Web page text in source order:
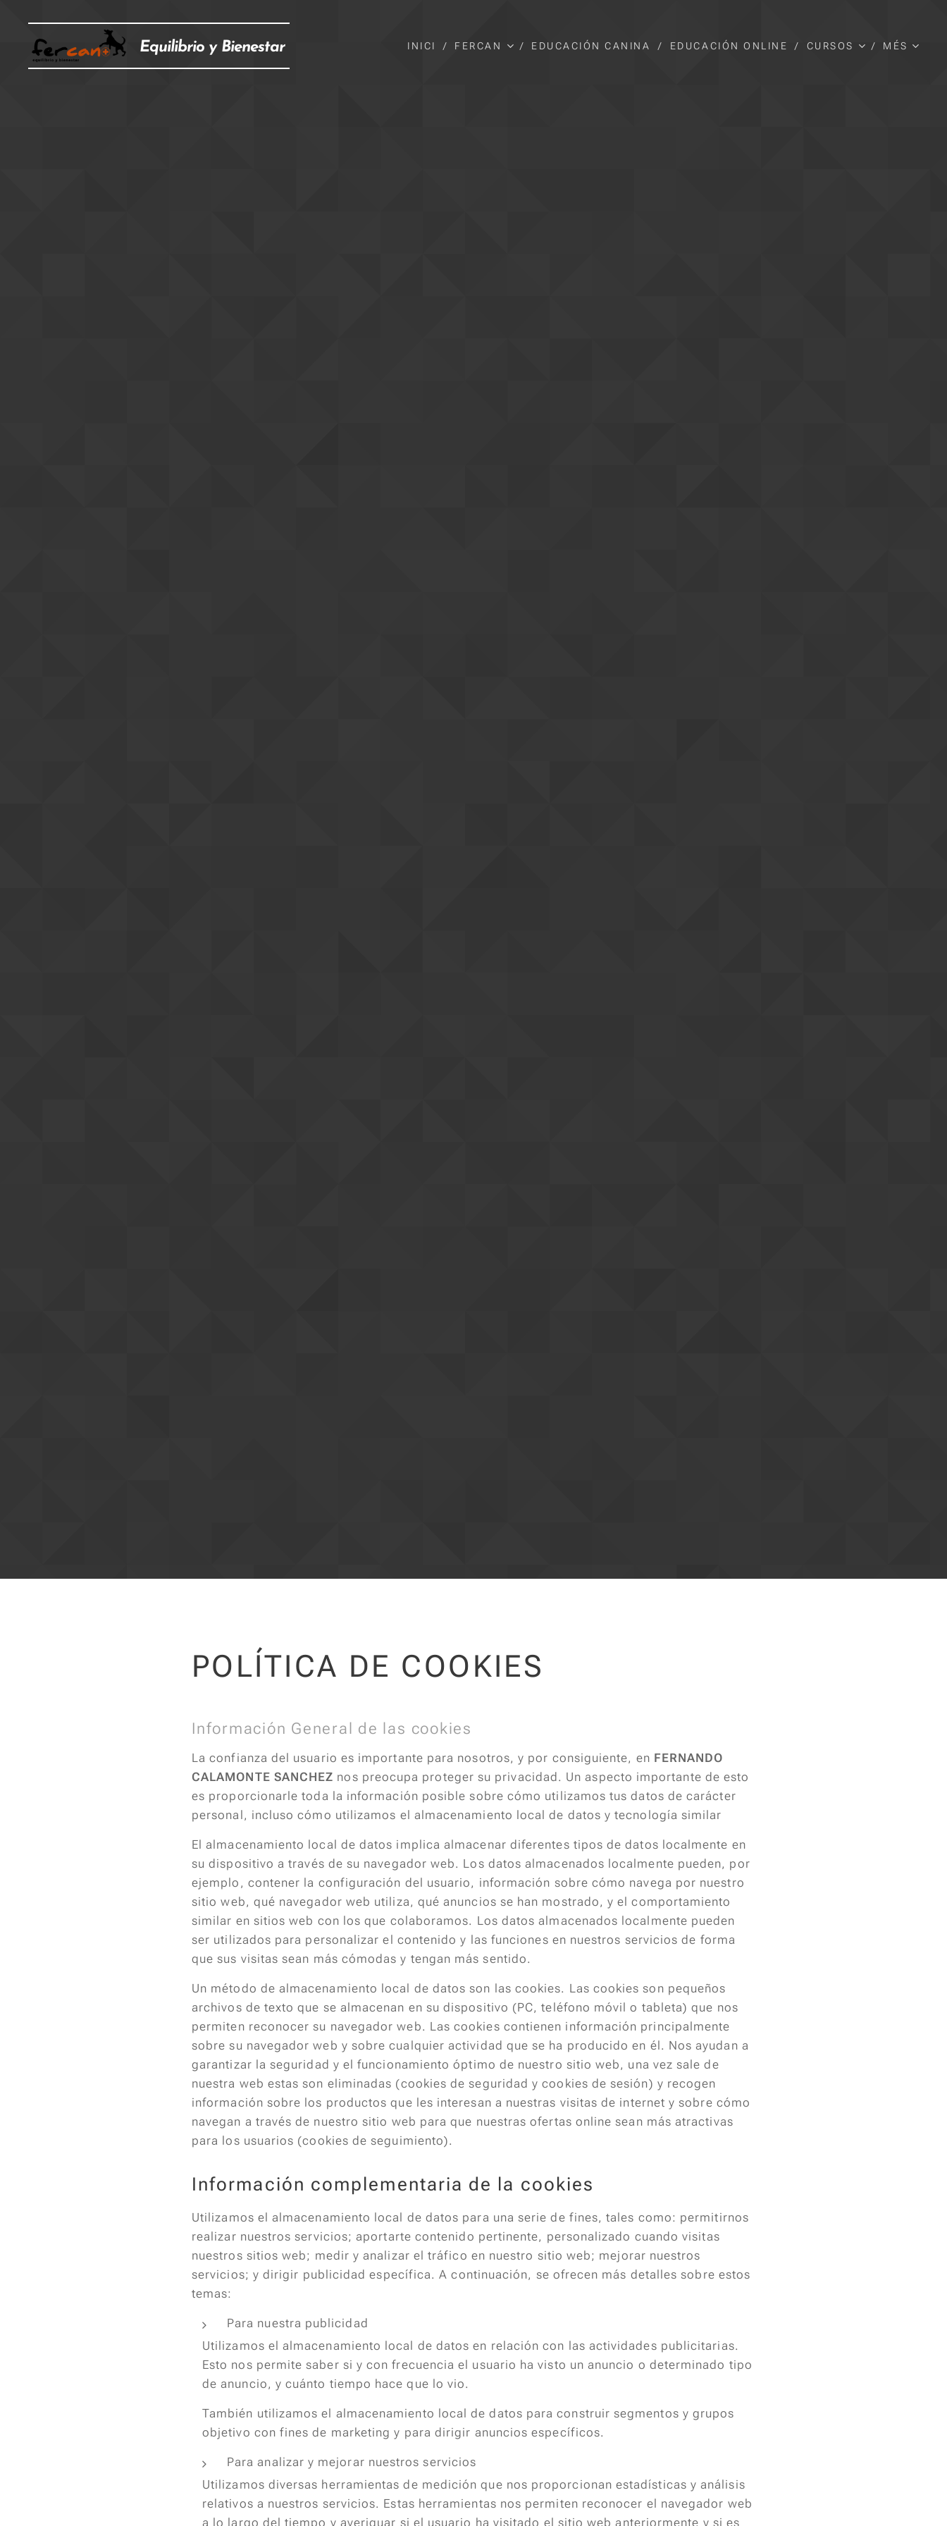
Equilibrio y Bienestar INICI FERCAN EDUCACIÓN CANINA EDUCACIÓN ONLINE CURSOS MÉS
POLÍTICA DE COOKIES
Información General de las cookies
La confianza del usuario es importante para nosotros, y por consiguiente, en FERNANDO
CALAMONTE SANCHEZ nos preocupa proteger su privacidad. Un aspecto importante de esto
es proporcionarle toda la información posible sobre cómo utilizamos tus datos de carácter
personal, incluso cómo utilizamos el almacenamiento local de datos y tecnología similar
El almacenamiento local de datos implica almacenar diferentes tipos de datos localmente en
su dispositivo a través de su navegador web. Los datos almacenados localmente pueden, por
ejemplo, contener la configuración del usuario, información sobre cómo navega por nuestro
sitio web, qué navegador web utiliza, qué anuncios se han mostrado, y el comportamiento
similar en sitios web con los que colaboramos. Los datos almacenados localmente pueden
ser utilizados para personalizar el contenido y las funciones en nuestros servicios de forma
que sus visitas sean más cómodas y tengan más sentido.
Un método de almacenamiento local de datos son las cookies. Las cookies son pequeños
archivos de texto que se almacenan en su dispositivo (PC, teléfono móvil o tableta) que nos
permiten reconocer su navegador web. Las cookies contienen información principalmente
sobre su navegador web y sobre cualquier actividad que se ha producido en él. Nos ayudan a
garantizar la seguridad y el funcionamiento óptimo de nuestro sitio web, una vez sale de
nuestra web estas son eliminadas (cookies de seguridad y cookies de sesión) y recogen
información sobre los productos que les interesan a nuestras visitas de internet y sobre cómo
navegan a través de nuestro sitio web para que nuestras ofertas online sean más atractivas
para los usuarios (cookies de seguimiento).
Información complementaria de la cookies
Utilizamos el almacenamiento local de datos para una serie de fines, tales como: permitirnos
realizar nuestros servicios; aportarte contenido pertinente, personalizado cuando visitas
nuestros sitios web; medir y analizar el tráfico en nuestro sitio web; mejorar nuestros
servicios; y dirigir publicidad específica. A continuación, se ofrecen más detalles sobre estos
temas:
Para nuestra publicidad
Utilizamos el almacenamiento local de datos en relación con las actividades publicitarias.
Esto nos permite saber si y con frecuencia el usuario ha visto un anuncio o determinado tipo
de anuncio, y cuánto tiempo hace que lo vio.
También utilizamos el almacenamiento local de datos para construir segmentos y grupos
objetivo con fines de marketing y para dirigir anuncios específicos.
Para analizar y mejorar nuestros servicios
Utilizamos diversas herramientas de medición que nos proporcionan estadísticas y análisis
relativos a nuestros servicios. Estas herramientas nos permiten reconocer el navegador web
a lo largo del tiempo y averiguar si el usuario ha visitado el sitio web anteriormente y si es